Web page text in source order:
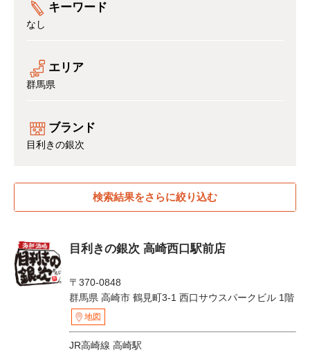
キーワード
なし
エリア
群馬県
ブランド
目利きの銀次
検索結果をさらに絞り込む
目利きの銀次 高崎西口駅前店
〒370-0848
群馬県 高崎市 鶴見町3-1 西口サウスパークビル 1階
地図
JR高崎線 高崎駅